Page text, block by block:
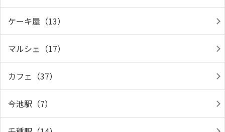
ケーキ屋（13）
マルシェ（17）
カフェ（37）
今池駅（7）